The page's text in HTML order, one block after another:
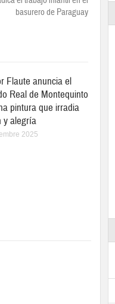
basurero de Paraguay
Flaute anuncia el
Real de Montequinto
pintura que irradia
y alegría
2025